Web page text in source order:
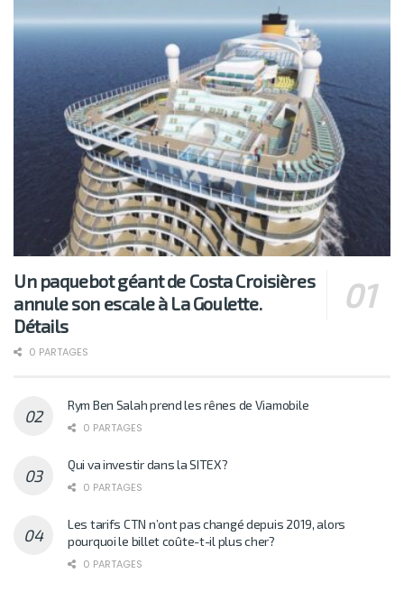
Un paquebot géant de Costa Croisières
annule son escale à La Goulette.
Détails
0 PARTAGES
Rym Ben Salah prend les rênes de Viamobile
0 PARTAGES
Qui va investir dans la SITEX?
0 PARTAGES
Les tarifs CTN n’ont pas changé depuis 2019, alors
pourquoi le billet coûte-t-il plus cher?
0 PARTAGES